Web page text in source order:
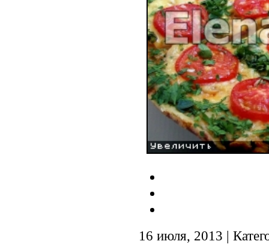
16 июля, 2013 |